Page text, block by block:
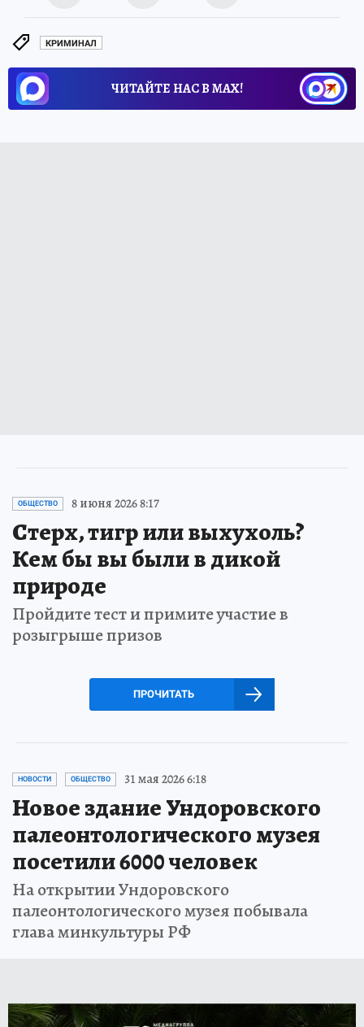
КРИМИНАЛ
ЧИТАЙТЕ НАС В МАХ!
ОБЩЕСТВО 8 июня 2026 8:17
Стерх, тигр или выхухоль?
Кем бы вы были в дикой
природе
Пройдите тест и примите участие в
розыгрыше призов
ПРОЧИТАТЬ
НОВОСТИ ОБЩЕСТВО 31 мая 2026 6:18
Новое здание Ундоровского
палеонтологического музея
посетили 6000 человек
На открытии Ундоровского
палеонтологического музея побывала
глава минкультуры РФ